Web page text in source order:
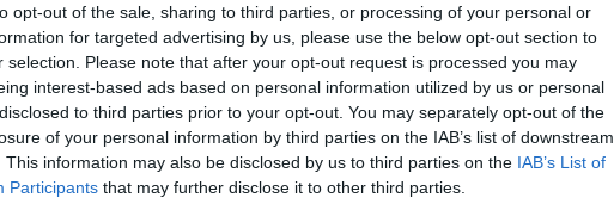
opt-out of the sale, sharing to third parties, or processing of your personal or
for targeted advertising by us, please use the below opt-out section to
selection. Please note that after your opt-out request is processed you may
interest-based ads based on personal information utilized by us or personal
to third parties prior to your opt-out. You may separately opt-out of the
of your personal information by third parties on the IAB’s list of downstream
This information may also be disclosed by us to third parties on the IAB’s List of
Participants that may further disclose it to other third parties.
a altura em que é tudo cor-de-rosa” até ao
quando “qualquer coisa mínima passa a ser
muitos testemunhos diretos, falei com pessoas
as notícias” que passaram na televisão”,